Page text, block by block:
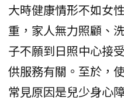
大時健康情形不如女
重，家人無力照顧、
子不願到日照中心接
供服務有關。至於，
常見原因是兒少身心